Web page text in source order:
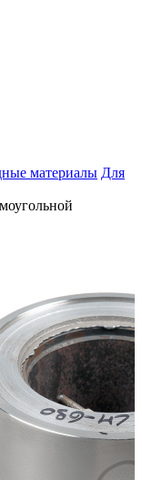
материалы Для